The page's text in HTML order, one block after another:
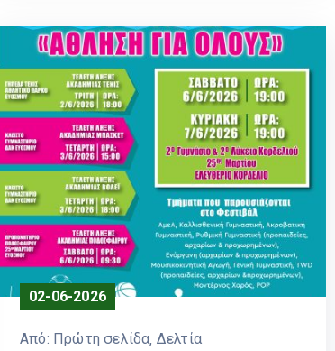
02-06-2026
Από: Πρώτη σελίδα‚ Δελτία